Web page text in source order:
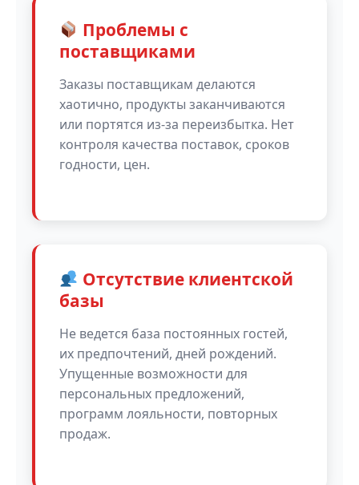
Проблемы с
поставщиками
Заказы поставщикам делаются
хаотично, продукты заканчиваются
или портятся из-за переизбытка. Нет
контроля качества поставок, сроков
годности, цен.
Отсутствие клиентской
базы
Не ведется база постоянных гостей,
их предпочтений, дней рождений.
Упущенные возможности для
персональных предложений,
программ лояльности, повторных
продаж.